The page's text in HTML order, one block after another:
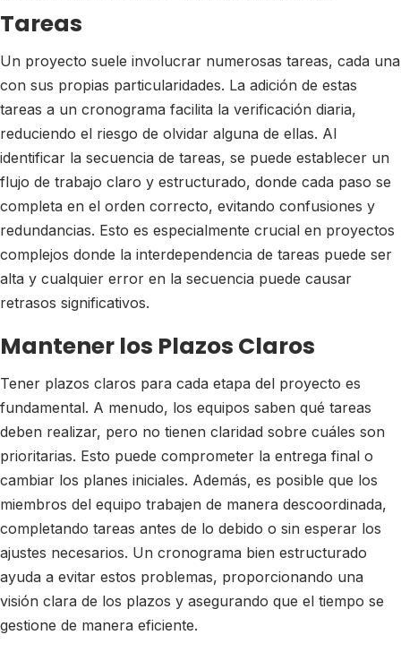
Tareas
Un proyecto suele involucrar numerosas tareas, cada una
con sus propias particularidades. La adición de estas
tareas a un cronograma facilita la verificación diaria,
reduciendo el riesgo de olvidar alguna de ellas. Al
identificar la secuencia de tareas, se puede establecer un
flujo de trabajo claro y estructurado, donde cada paso se
completa en el orden correcto, evitando confusiones y
redundancias. Esto es especialmente crucial en proyectos
complejos donde la interdependencia de tareas puede ser
alta y cualquier error en la secuencia puede causar
retrasos significativos.
Mantener los Plazos Claros
Tener plazos claros para cada etapa del proyecto es
fundamental. A menudo, los equipos saben qué tareas
deben realizar, pero no tienen claridad sobre cuáles son
prioritarias. Esto puede comprometer la entrega final o
cambiar los planes iniciales. Además, es posible que los
miembros del equipo trabajen de manera descoordinada,
completando tareas antes de lo debido o sin esperar los
ajustes necesarios. Un cronograma bien estructurado
ayuda a evitar estos problemas, proporcionando una
visión clara de los plazos y asegurando que el tiempo se
gestione de manera eficiente.